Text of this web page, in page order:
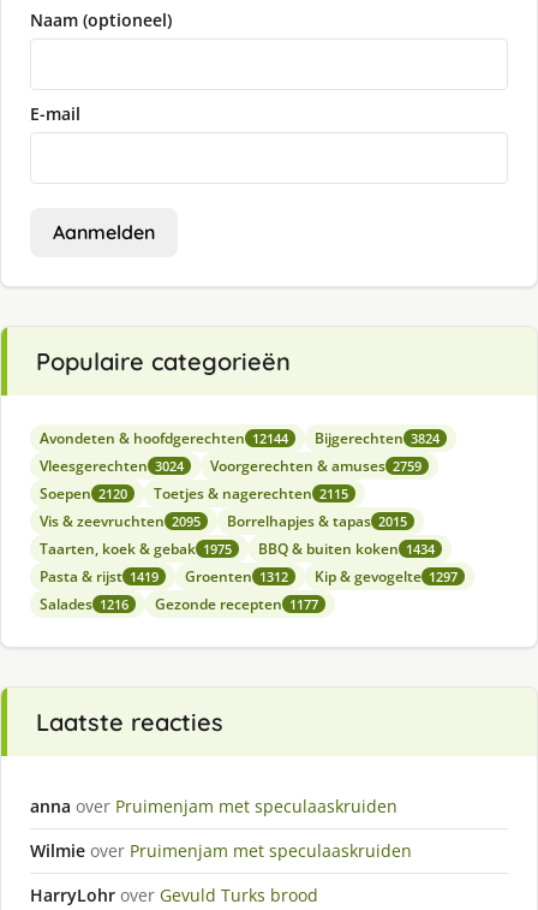
Naam (optioneel)
E-mail
Aanmelden
Populaire categorieën
Avondeten & hoofdgerechten 12144 Bijgerechten 3824
Vleesgerechten 3024 Voorgerechten & amuses 2759
Soepen 2120 Toetjes & nagerechten 2115
Vis & zeevruchten 2095 Borrelhapjes & tapas 2015
Taarten, koek & gebak 1975 BBQ & buiten koken 1434
Pasta & rijst 1419 Groenten 1312 Kip & gevogelte 1297
Salades 1216 Gezonde recepten 1177
Laatste reacties
anna over Pruimenjam met speculaaskruiden
Wilmie over Pruimenjam met speculaaskruiden
HarryLohr over Gevuld Turks brood